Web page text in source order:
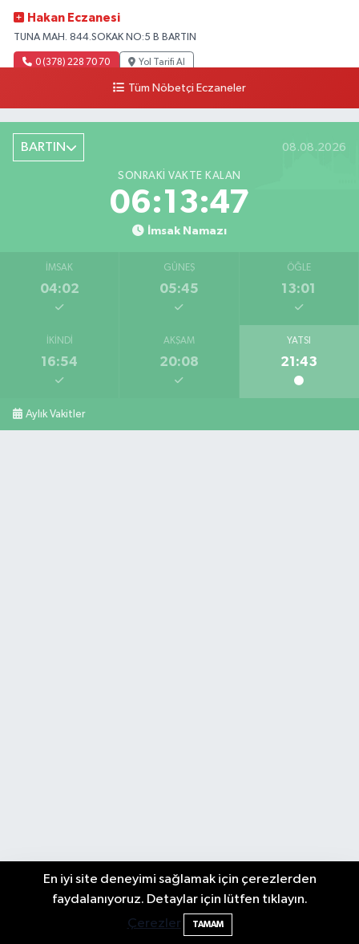
Hakan Eczanesi
TUNA MAH. 844.SOKAK NO:5 B BARTIN
0 (378) 228 70 70 Yol Tarifi Al
Tüm Nöbetçi Eczaneler
BARTIN 08.08.2026
SONRAKI VAKTE KALAN
06:13:45
İmsak Namazı
İMSAK
04:02
GÜNEŞ
05:45
ÖĞLE
13:01
İKINDI
16:54
AKŞAM
20:08
YATSI
21:43
Aylık Vakitler
En iyi site deneyimi sağlamak için çerezlerden
faydalanıyoruz. Detaylar için lütfen tıklayın.
Çerezler
TAMAM
Bartın'da Şafak Operasyonu: 5 Gözaltı, 4
Şüpheli Aranıyor